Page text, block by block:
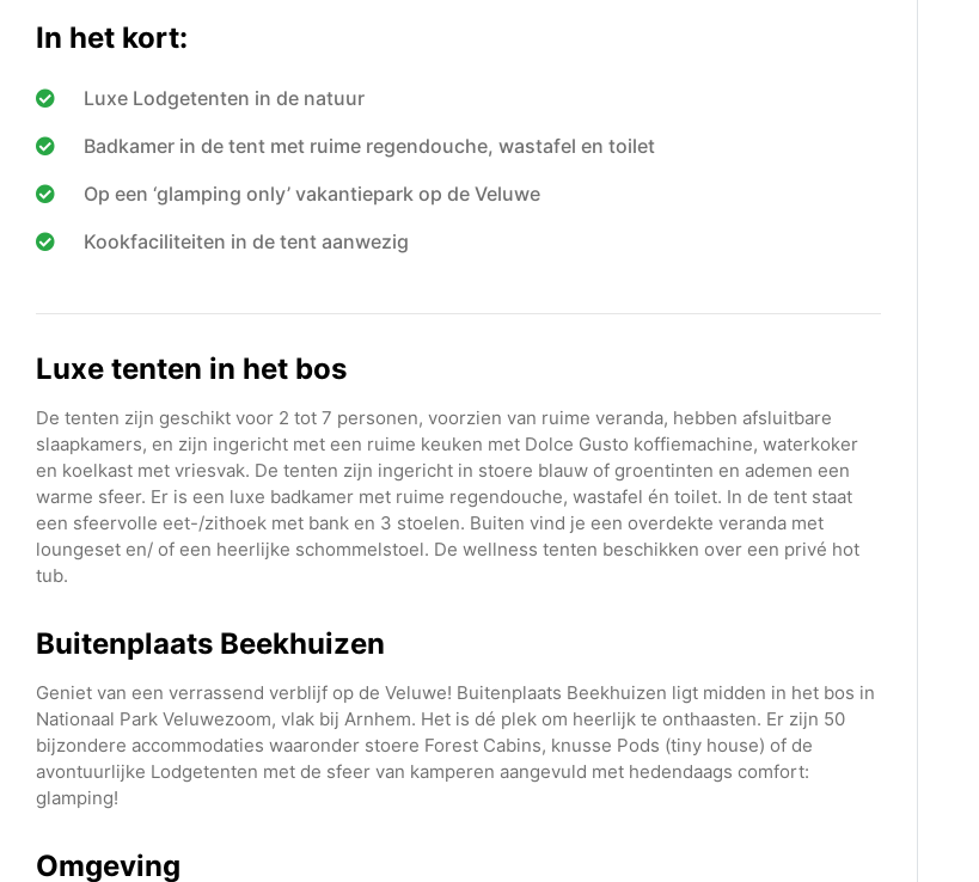
In het kort:
Luxe Lodgetenten in de natuur
Badkamer in de tent met ruime regendouche, wastafel en toilet
Op een ‘glamping only’ vakantiepark op de Veluwe
Kookfaciliteiten in de tent aanwezig
Luxe tenten in het bos
De tenten zijn geschikt voor 2 tot 7 personen, voorzien van ruime veranda, hebben afsluitbare
slaapkamers, en zijn ingericht met een ruime keuken met Dolce Gusto koffiemachine, waterkoker
en koelkast met vriesvak. De tenten zijn ingericht in stoere blauw of groentinten en ademen een
warme sfeer. Er is een luxe badkamer met ruime regendouche, wastafel én toilet. In de tent staat
een sfeervolle eet-/zithoek met bank en 3 stoelen. Buiten vind je een overdekte veranda met
loungeset en/ of een heerlijke schommelstoel. De wellness tenten beschikken over een privé hot
tub.
Buitenplaats Beekhuizen
Geniet van een verrassend verblijf op de Veluwe! Buitenplaats Beekhuizen ligt midden in het bos in
Nationaal Park Veluwezoom, vlak bij Arnhem. Het is dé plek om heerlijk te onthaasten. Er zijn 50
bijzondere accommodaties waaronder stoere Forest Cabins, knusse Pods (tiny house) of de
avontuurlijke Lodgetenten met de sfeer van kamperen aangevuld met hedendaags comfort:
glamping!
Omgeving